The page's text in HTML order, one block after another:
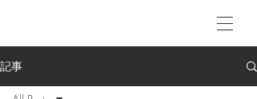
記事